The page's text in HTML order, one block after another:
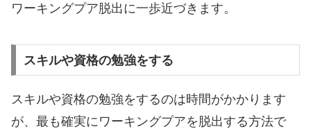
ワーキングプア脱出に一歩近づきます。
スキルや資格の勉強をする
スキルや資格の勉強をするのは時間がかかります
が、最も確実にワーキングプアを脱出する方法で